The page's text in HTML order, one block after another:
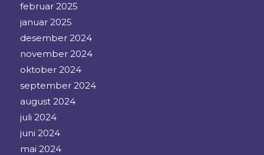
februar 2025
januar 2025
desember 2024
november 2024
oktober 2024
september 2024
august 2024
juli 2024
juni 2024
mai 2024